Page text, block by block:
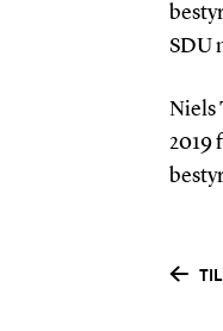
SDU
Niels
2019